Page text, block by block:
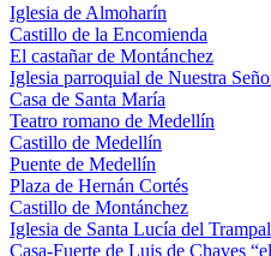
Iglesia de Almoharín
Castillo de la Encomienda
El castañar de Montánchez
Iglesia parroquial de Nuestra
Casa de Santa María
Teatro romano de Medellín
Castillo de Medellín
Puente de Medellín
Plaza de Hernán Cortés
Castillo de Montánchez
Iglesia de Santa Lucía del Trampal
Casa-Fuerte de Luis de Chaves